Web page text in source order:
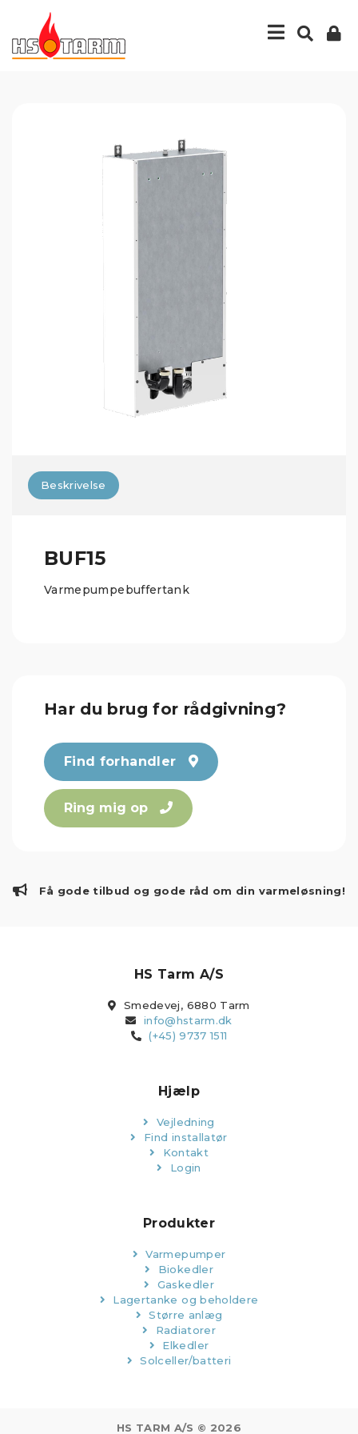
Beskrivelse
BUF15
Varmepumpebuffertank
Har du brug for rådgivning?
Find forhandler
Ring mig op
Få gode tilbud og gode råd om din varmeløsning!
HS Tarm A/S
Smedevej, 6880 Tarm
info@hstarm.dk
(+45) 9737 1511
Hjælp
Vejledning
Find installatør
Kontakt
Login
Produkter
Varmepumper
Biokedler
Gaskedler
Lagertanke og beholdere
Større anlæg
Radiatorer
Elkedler
Solceller/batteri
HS TARM A/S © 2026